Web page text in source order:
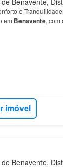
e
em Benavente, com
qualidade e
imóvel
Benavente,